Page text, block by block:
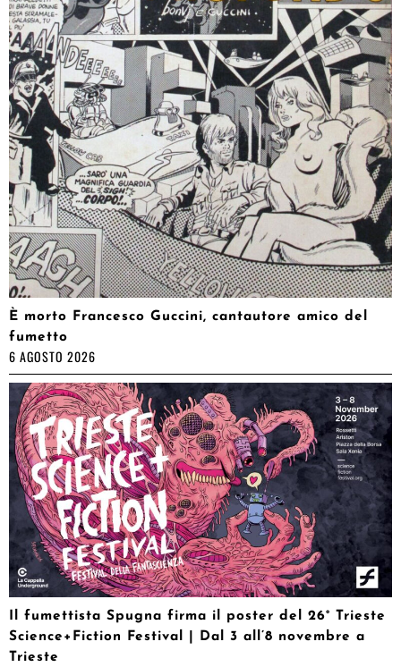
È morto Francesco Guccini, cantautore amico del
fumetto
6 AGOSTO 2026
Il fumettista Spugna firma il poster del 26° Trieste
Science+Fiction Festival | Dal 3 all’8 novembre a
Trieste